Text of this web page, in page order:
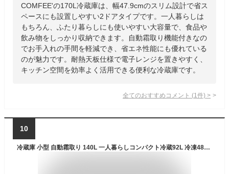
COMFEE'の170L冷蔵庫は、幅47.9cmのスリム設計で省ス
ペースにも設置しやすい2ドアタイプです。一人暮らしは
もちろん、ふたり暮らしにも使いやすい大容量で、食品や
飲み物をしっかり収納できます。自動霜取り機能付きなの
でお手入れの手間を軽減でき、省エネ性能にも優れている
のが魅力です。耐熱天板仕様で電子レンジを置きやすく、
キッチン空間を効率よく活用できる便利な冷蔵庫です。
全てのおすすめコメント (1 件) >
10
冷蔵庫 小型 自動霜取り 140L 一人暮らしコンパクト冷蔵92L 冷凍48L ZFR-F140 ホワイト ファン式 霜取り不要 右開き 家庭用 冷凍 冷凍庫 一人暮らし オフィス 給湯室 新生活 おしゃれ コンパクト 山善 YAMAZEN 【送料無料】